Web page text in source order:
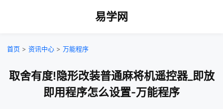
易学网
首页 > 资讯中心 > 万能程序
取舍有度!隐形改装普通麻将机遥控器_即放
即用程序怎么设置-万能程序